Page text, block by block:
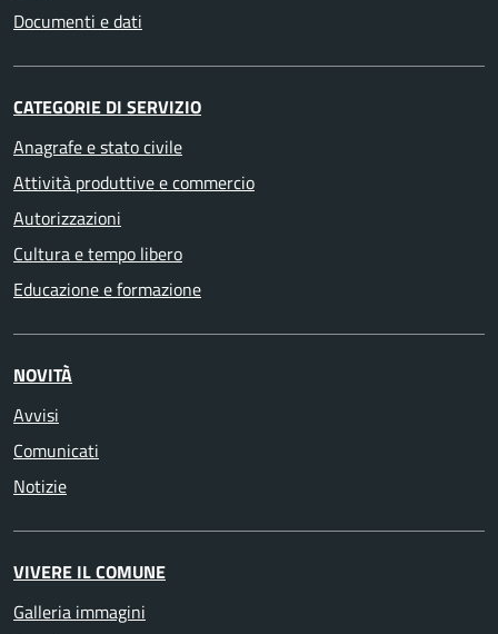
Documenti e dati
CATEGORIE DI SERVIZIO
Anagrafe e stato civile
Attività produttive e commercio
Autorizzazioni
Cultura e tempo libero
Educazione e formazione
NOVITÀ
Avvisi
Comunicati
Notizie
VIVERE IL COMUNE
Galleria immagini